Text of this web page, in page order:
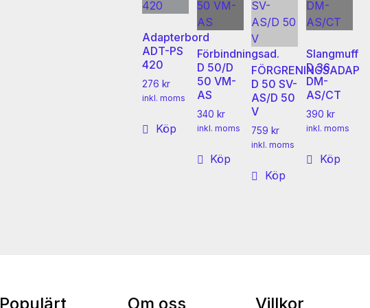
Adapterbord
ADT-PS
420
276 kr
inkl. moms
Köp
Förbindningsad.
D 50/D
50 VM-
AS
340 kr
inkl. moms
Köp
FÖRGRENINGSADAP
D 50 SV-
AS/D 50
V
759 kr
inkl. moms
Köp
Slangmuff
D 36
DM-
AS/CT
390 kr
inkl. moms
Köp
Populärt Om oss Villkor